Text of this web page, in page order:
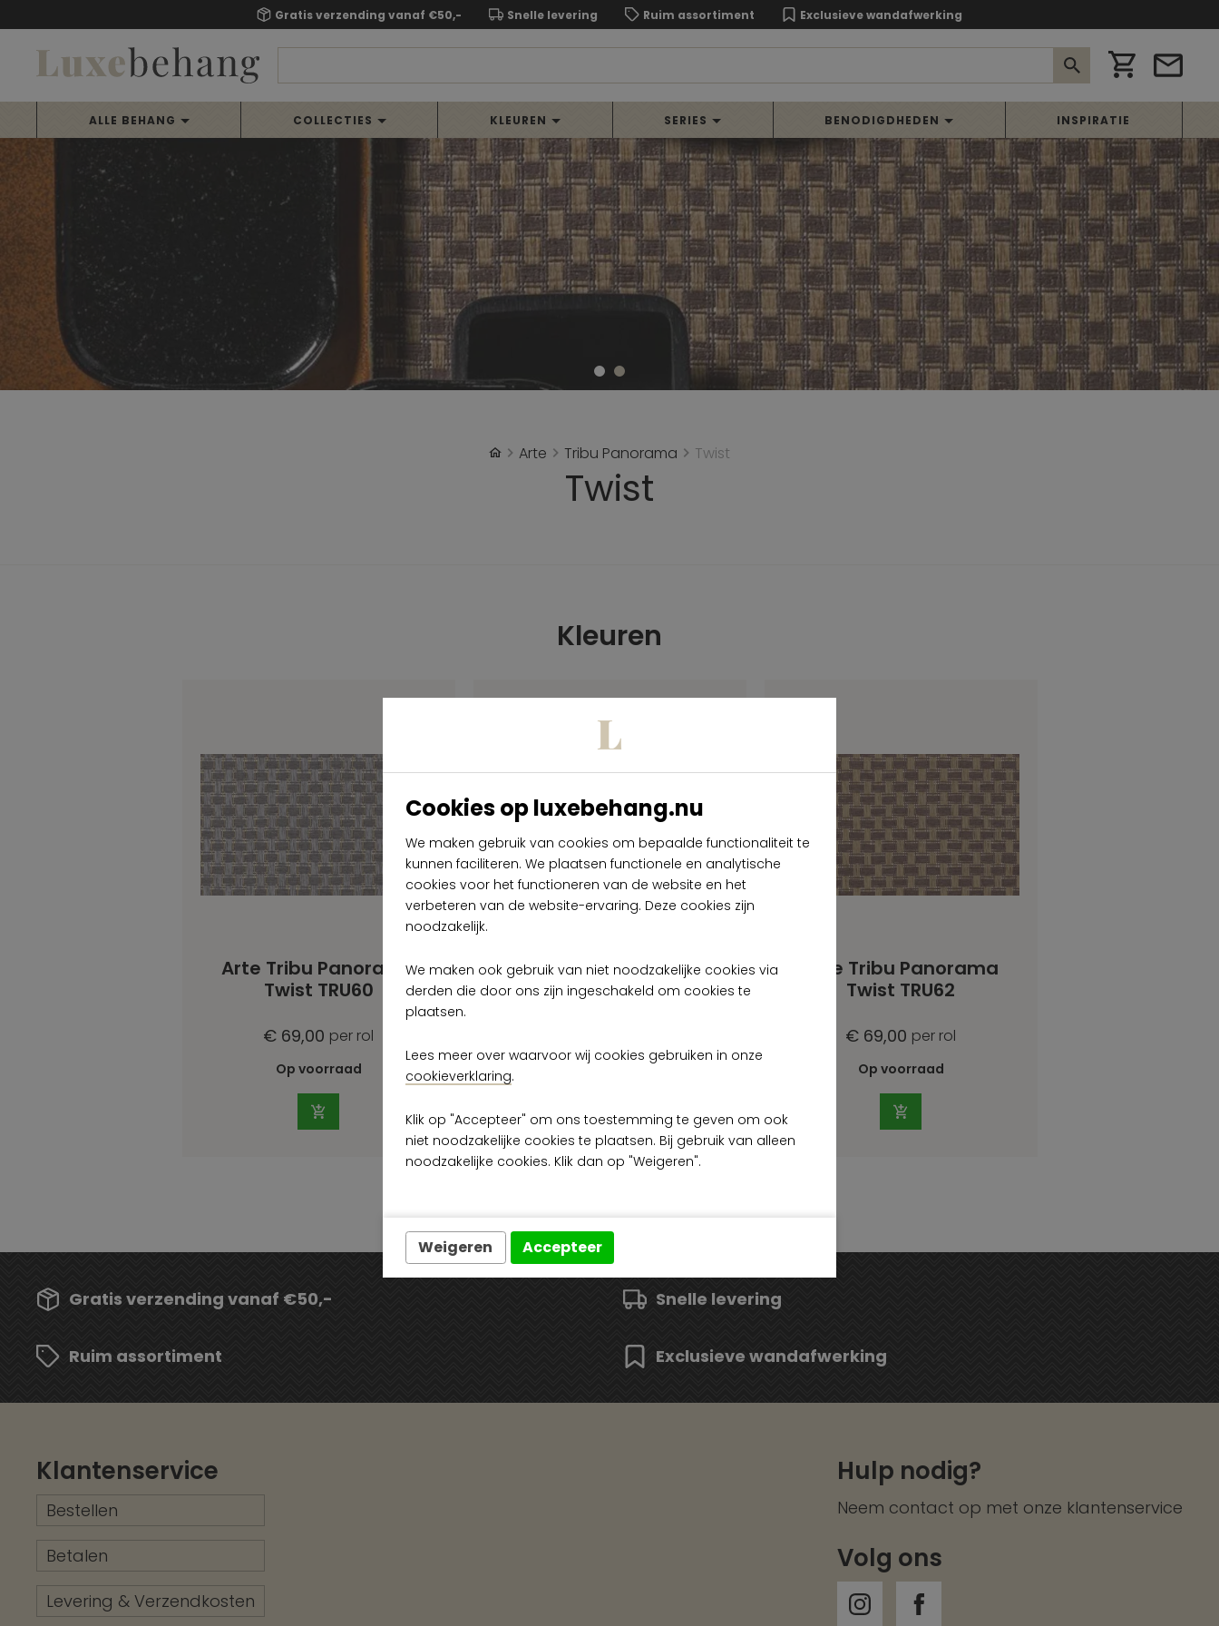
Cookies op luxebehang.nu
We maken gebruik van cookies om bepaalde functionaliteit te
kunnen faciliteren. We plaatsen functionele en analytische
cookies voor het functioneren van de website en het
verbeteren van de website-ervaring. Deze cookies zijn
noodzakelijk.
We maken ook gebruik van niet noodzakelijke cookies via
derden die door ons zijn ingeschakeld om cookies te
plaatsen.
Lees meer over waarvoor wij cookies gebruiken in onze
cookieverklaring.
Klik op "Accepteer" om ons toestemming te geven om ook
niet noodzakelijke cookies te plaatsen. Bij gebruik van alleen
noodzakelijke cookies. Klik dan op "Weigeren".
Weigeren Accepteer
Gratis verzending vanaf €50,- Snelle levering Ruim assortiment Exclusieve wandafwerking
ALLE BEHANG COLLECTIES KLEUREN SERIES BENODIGDHEDEN INSPIRATIE
Arte Tribu Panorama Twist
Twist
Kleuren
Arte Tribu Panorama
Twist TRU60
€ 69,00 per rol
Op voorraad
Arte Tribu Panorama
Twist TRU61
Op voorraad
Arte Tribu Panorama
Twist TRU62
€ 69,00 per rol
Op voorraad
Gratis verzending vanaf €50,- Snelle levering
Ruim assortiment Exclusieve wandafwerking
Klantenservice
Bestellen
Betalen
Levering & Verzendkosten
Hulp nodig?
Neem contact op met onze klantenservice
Volg ons